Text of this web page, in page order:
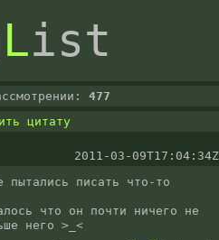
List
477
цитату
2011-03-09T17:04:34Z
пытались писать что-то
что он почти ничего не
него >_<